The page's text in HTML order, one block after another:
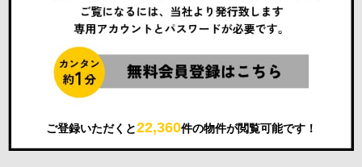
ご登録いただくと22,360件の物件が閲覧可能です！